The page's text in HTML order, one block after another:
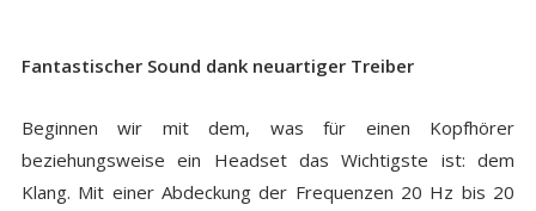
Fantastischer Sound dank neuartiger Treiber
Beginnen wir mit dem, was für einen Kopfhörer
beziehungsweise ein Headset das Wichtigste ist: dem
Klang. Mit einer Abdeckung der Frequenzen 20 Hz bis 20